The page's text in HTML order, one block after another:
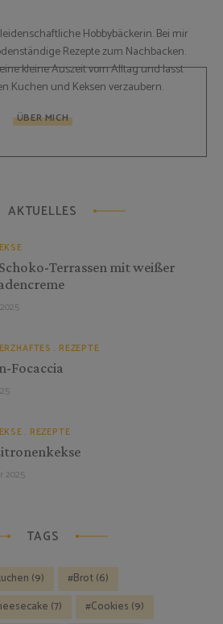
Hobbybäckerin. Bei mir
Rezepte zum Nachbacken.
kleine Auszeit vom Alltag und lasst
Kuchen und Keksen verzaubern.
ÜBER MICH
AKTUELLES
Terrassen mit weißer
REZEPTE
Focaccia
REZEPTE
2025
TAGS
(9) Brot(6)
(7) Cookies (9)